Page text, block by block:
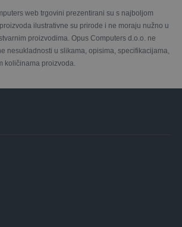
web trgovini prezentirani su s najboljom
ilustrativne su prirode i ne moraju nužno u
proizvodima. Opus Computers d.o.o. ne
nesukladnosti u slikama, opisima, specifikacijama,
količinama proizvoda.